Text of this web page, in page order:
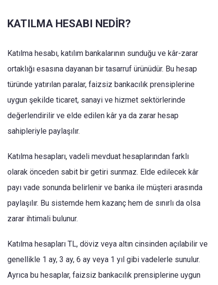
KATILMA HESABI NEDİR?
Katılma hesabı, katılım bankalarının sunduğu ve kâr-zarar
ortaklığı esasına dayanan bir tasarruf ürünüdür. Bu hesap
türünde yatırılan paralar, faizsiz bankacılık prensiplerine
uygun şekilde ticaret, sanayi ve hizmet sektörlerinde
değerlendirilir ve elde edilen kâr ya da zarar hesap
sahipleriyle paylaşılır.
Katılma hesapları, vadeli mevduat hesaplarından farklı
olarak önceden sabit bir getiri sunmaz. Elde edilecek kâr
payı vade sonunda belirlenir ve banka ile müşteri arasında
paylaşılır. Bu sistemde hem kazanç hem de sınırlı da olsa
zarar ihtimali bulunur.
Katılma hesapları TL, döviz veya altın cinsinden açılabilir ve
genellikle 1 ay, 3 ay, 6 ay veya 1 yıl gibi vadelerle sunulur.
Ayrıca bu hesaplar, faizsiz bankacılık prensiplerine uygun